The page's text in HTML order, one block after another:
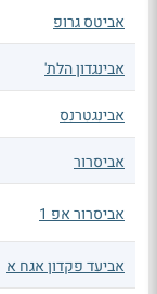
אביטס גרופ
אבינגדון הלת'
אבינגטרנס
אביסרור
אביסרור אפ 1
אביעד פקדון אגח א